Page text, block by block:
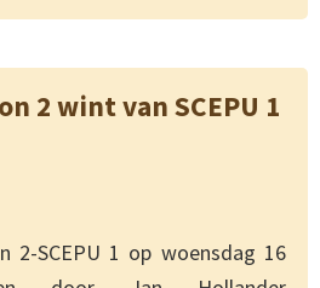
2 wint van SCEPU 1
2-SCEPU 1 op woensdag 16